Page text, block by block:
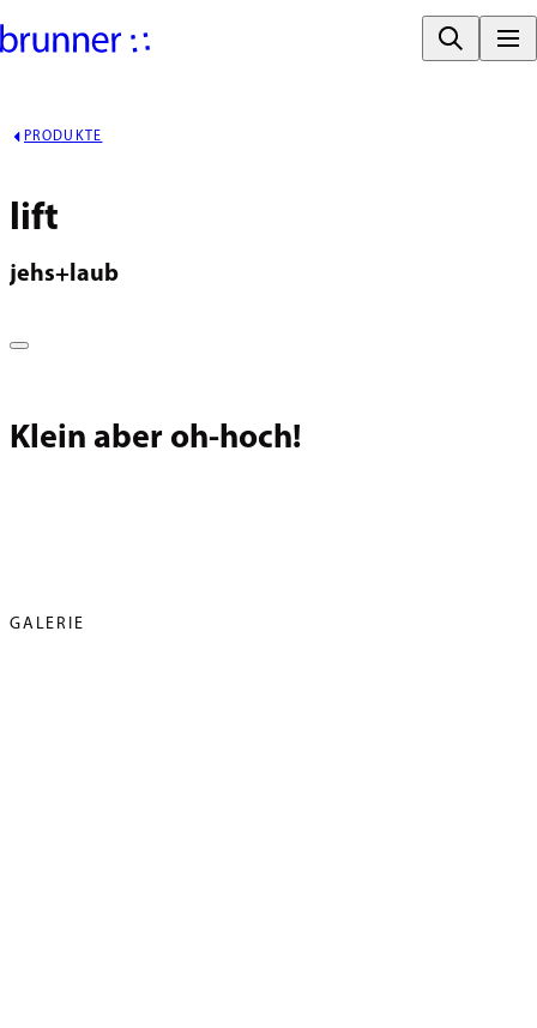
PRODUKTE
lift
jehs+laub
Klein aber oh-hoch!
GALERIE